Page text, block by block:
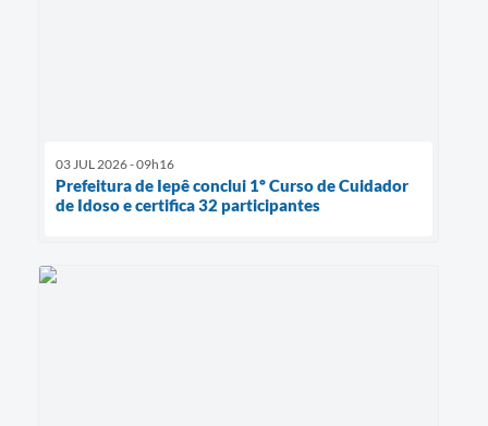
03 JUL 2026 - 09h16
Prefeitura de Iepê conclui 1º Curso de Cuidador
de Idoso e certifica 32 participantes